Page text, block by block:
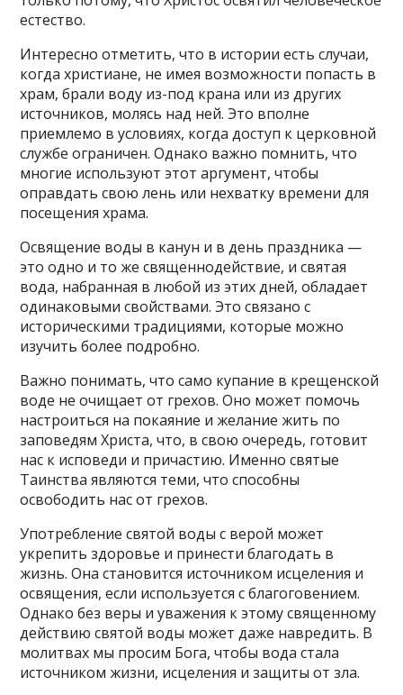
естество.
Интересно отметить, что в истории есть случаи,
когда христиане, не имея возможности попасть в
храм, брали воду из-под крана или из других
источников, молясь над ней. Это вполне
приемлемо в условиях, когда доступ к церковной
службе ограничен. Однако важно помнить, что
многие используют этот аргумент, чтобы
оправдать свою лень или нехватку времени для
посещения храма.
Освящение воды в канун и в день праздника —
это одно и то же священнодействие, и святая
вода, набранная в любой из этих дней, обладает
одинаковыми свойствами. Это связано с
историческими традициями, которые можно
изучить более подробно.
Важно понимать, что само купание в крещенской
воде не очищает от грехов. Оно может помочь
настроиться на покаяние и желание жить по
заповедям Христа, что, в свою очередь, готовит
нас к исповеди и причастию. Именно святые
Таинства являются теми, что способны
освободить нас от грехов.
Употребление святой воды с верой может
укрепить здоровье и принести благодать в
жизнь. Она становится источником исцеления и
освящения, если используется с благоговением.
Однако без веры и уважения к этому священному
действию святой воды может даже навредить. В
молитвах мы просим Бога, чтобы вода стала
источником жизни, исцеления и защиты от зла.